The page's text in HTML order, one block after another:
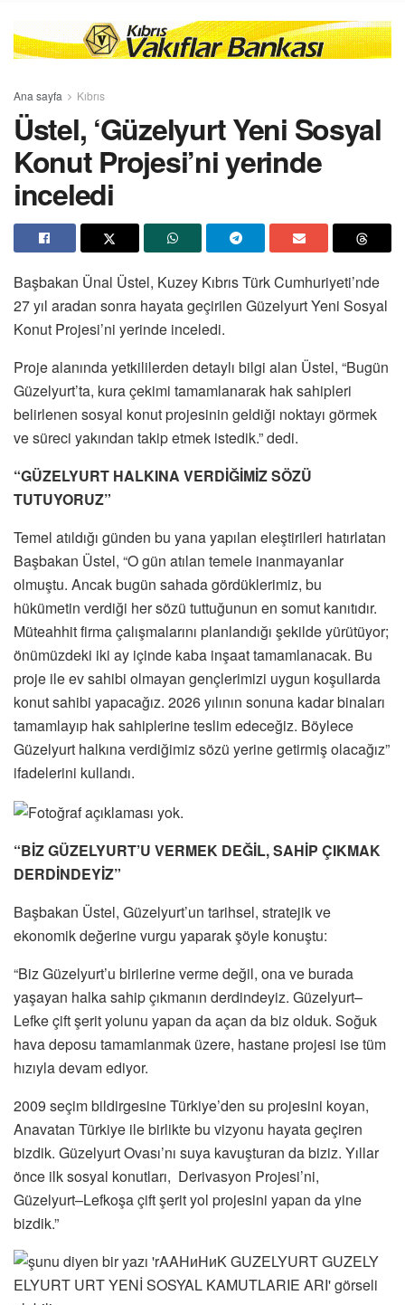
Ana sayfa Kıbrıs
Üstel, ‘Güzelyurt Yeni Sosyal
Konut Projesi’ni yerinde
inceledi
Başbakan Ünal Üstel, Kuzey Kıbrıs Türk Cumhuriyeti’nde
27 yıl aradan sonra hayata geçirilen Güzelyurt Yeni Sosyal
Konut Projesi’ni yerinde inceledi.
Proje alanında yetkililerden detaylı bilgi alan Üstel, “Bugün
Güzelyurt’ta, kura çekimi tamamlanarak hak sahipleri
belirlenen sosyal konut projesinin geldiği noktayı görmek
ve süreci yakından takip etmek istedik.” dedi.
“GÜZELYURT HALKINA VERDİĞİMİZ SÖZÜ
TUTUYORUZ”
Temel atıldığı günden bu yana yapılan eleştirileri hatırlatan
Başbakan Üstel, “O gün atılan temele inanmayanlar
olmuştu. Ancak bugün sahada gördüklerimiz, bu
hükümetin verdiği her sözü tuttuğunun en somut kanıtıdır.
Müteahhit firma çalışmalarını planlandığı şekilde yürütüyor;
önümüzdeki iki ay içinde kaba inşaat tamamlanacak. Bu
proje ile ev sahibi olmayan gençlerimizi uygun koşullarda
konut sahibi yapacağız. 2026 yılının sonuna kadar binaları
tamamlayıp hak sahiplerine teslim edeceğiz. Böylece
Güzelyurt halkına verdiğimiz sözü yerine getirmiş olacağız”
ifadelerini kullandı.
“BİZ GÜZELYURT’U VERMEK DEĞİL, SAHİP ÇIKMAK
DERDİNDEYİZ”
Başbakan Üstel, Güzelyurt’un tarihsel, stratejik ve
ekonomik değerine vurgu yaparak şöyle konuştu:
“Biz Güzelyurt’u birilerine verme değil, ona ve burada
yaşayan halka sahip çıkmanın derdindeyiz. Güzelyurt–
Lefke çift şerit yolunu yapan da açan da biz olduk. Soğuk
hava deposu tamamlanmak üzere, hastane projesi ise tüm
hızıyla devam ediyor.
2009 seçim bildirgesine Türkiye’den su projesini koyan,
Anavatan Türkiye ile birlikte bu vizyonu hayata geçiren
bizdik. Güzelyurt Ovası’nı suya kavuşturan da biziz. Yıllar
önce ilk sosyal konutları, Derivasyon Projesi’ni,
Güzelyurt–Lefkoşa çift şerit yol projesini yapan da yine
bizdik.”